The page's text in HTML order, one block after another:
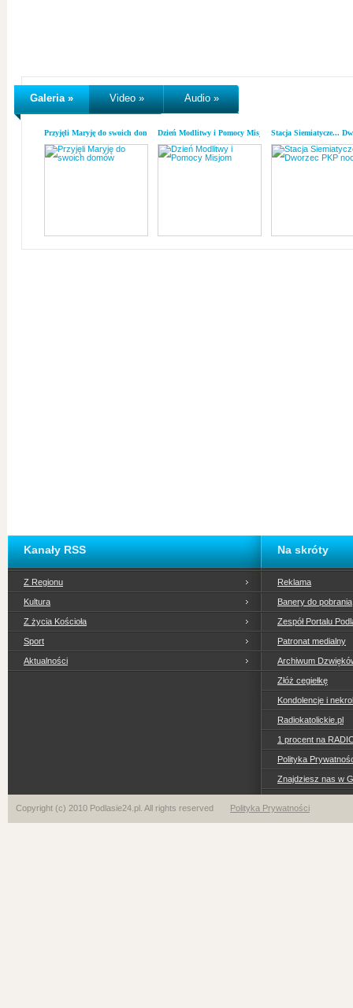
Galeria » Video » Audio »
Przyjęli Maryję do swoich domówDzień Modlitwy i Pomocy MisjomStacja Siemiatycze...
Kanały RSS
Z Regionu
Kultura
Z życia Kościoła
Sport
Aktualności
Na skróty
Reklama
Banery do pobrania
Zespół Portalu
Patronat medialny
Archiwum
Złóż cegiełkę
Kondolencje i
Radiokatolickie.pl
1 procent na
Polityka
Znajdziesz nas w
Copyright (c) 2010 Podlasie24.pl. All rights reserved Polityka Prywatności